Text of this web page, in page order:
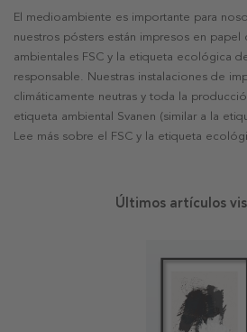
El medioambiente es importante para
nuestros pósters están impresos en papel
ambientales FSC y la etiqueta ecológica
responsable. Nuestras instalaciones de
climáticamente neutras y toda la
etiqueta ambiental Svanen (similar a la
Lee más sobre el FSC y la etiqueta
Últimos artículos